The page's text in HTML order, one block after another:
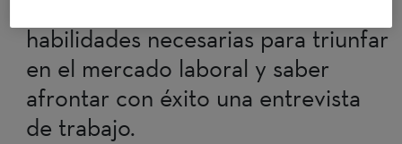
habilidades necesarias para triunfar
en el mercado laboral y saber
afrontar con éxito una entrevista
de trabajo.